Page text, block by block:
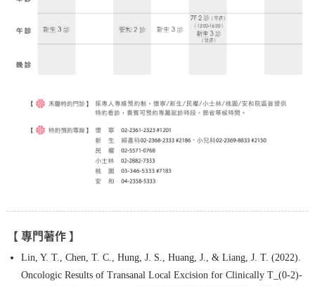
【 專門著作 】
Lin, Y. T., Chen, T. C., Hung, J. S., Huang, J., & Liang, J. T. (2022).
Oncologic Results of Transanal Local Excision for Clinically T_(0-2)-